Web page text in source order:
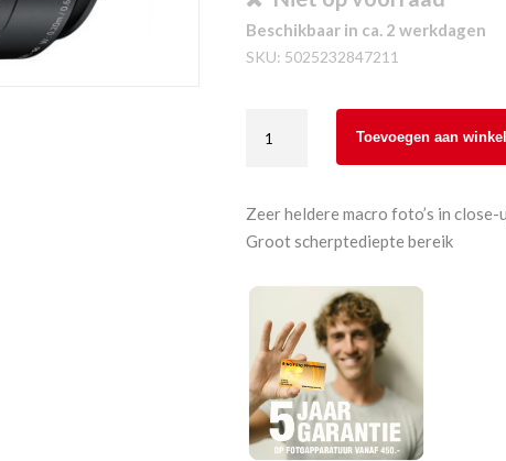
Beschikbaar in ca. 2 werkdagen
SKU: 5025232847211
12-
60mm
5.6
Power
O.I.S.
aantal
Toevoegen aan
Zeer heldere macro foto’s in
Groot scherptediepte bereik